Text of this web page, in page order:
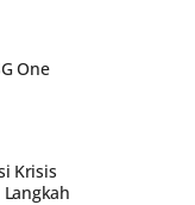
One
Krisis